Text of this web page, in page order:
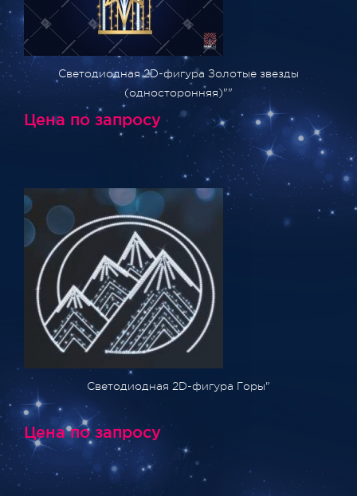
Светодиодная 2D-фигура Золотые звезды
(односторонняя)""
Цена по запросу
Светодиодная 2D-фигура Горы"
Цена по запросу